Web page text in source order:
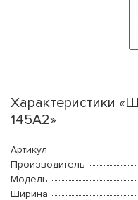
Характеристики
145A2»
Артикул
Производитель
Модель
Ширина